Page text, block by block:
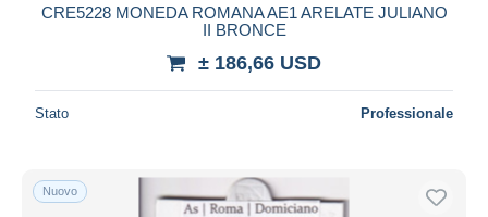
CRE5228 MONEDA ROMANA AE1 ARELATE JULIANO
II BRONCE
± 186,66 USD
Stato Professionale
Nuovo